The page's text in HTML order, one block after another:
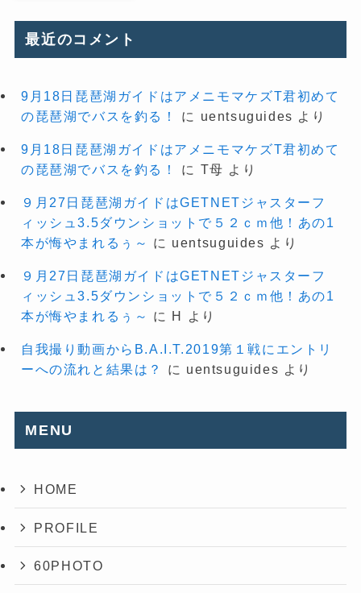
最近のコメント
9月18日琵琶湖ガイドはアメニモマケズT君初めて
の琵琶湖でバスを釣る！
に uentsuguides より
9月18日琵琶湖ガイドはアメニモマケズT君初めて
の琵琶湖でバスを釣る！
に T母 より
９月27日琵琶湖ガイドはGETNETジャスターフ
ィッシュ3.5ダウンショットで５２ｃｍ他！あの1
本が悔やまれるぅ～
に uentsuguides より
９月27日琵琶湖ガイドはGETNETジャスターフ
ィッシュ3.5ダウンショットで５２ｃｍ他！あの1
本が悔やまれるぅ～
に H より
自我撮り動画からB.A.I.T.2019第１戦にエントリ
ーへの流れと結果は？
に uentsuguides より
MENU
HOME
PROFILE
60PHOTO